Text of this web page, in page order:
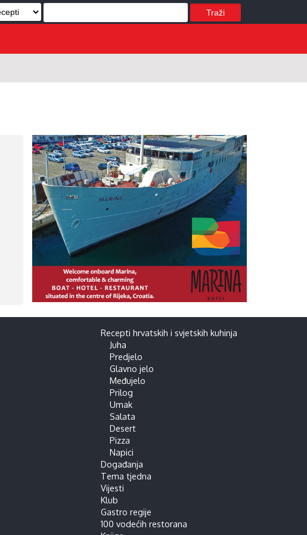
Traži
Recepti hrvatskih i svjetskih kuhinja
Juha
Predjelo
Glavno jelo
Međujelo
Prilog
Umak
Salata
Desert
Pizza
Napici
Događanja
Tema tjedna
Vijesti
Klub
Gastro regije
100 vodećih restorana